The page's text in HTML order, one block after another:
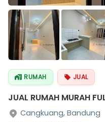
RUMAH JUAL
JUAL RUMAH MURAH
Cangkuang, Bandung